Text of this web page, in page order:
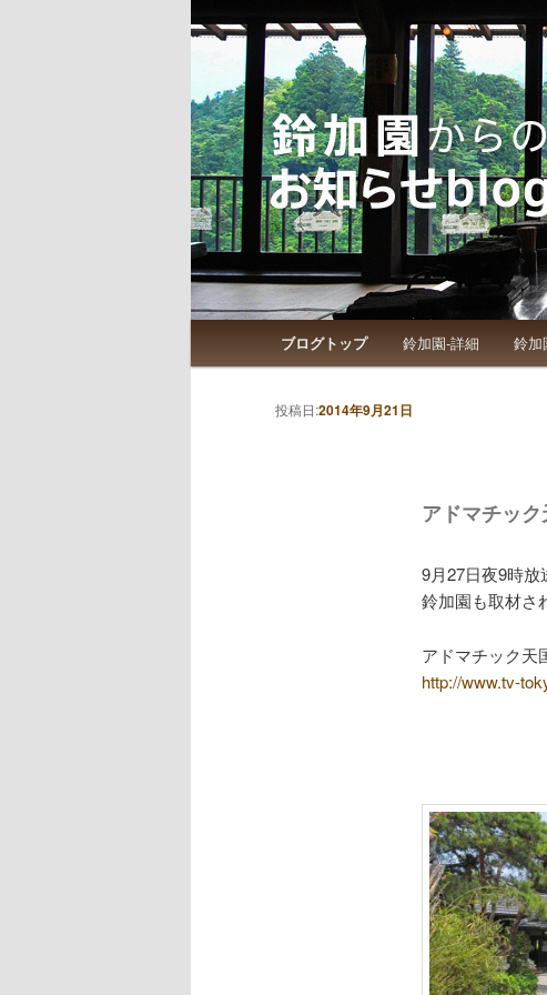
鈴加園からのお
メインメニュー
メインコンテンツへ移動
サブコンテンツへ移動
ブログトップ 鈴加園-詳細 鈴加
投稿ナビゲーション
アドマチッ
投稿日:2014年9月21日
9月27日夜9時放
鈴加園も取材さ
アドマチック天
http://www.tv-